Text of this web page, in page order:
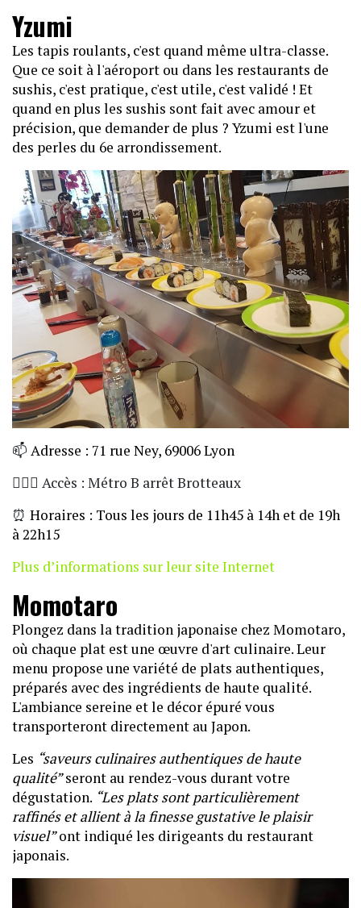
Yzumi
Les tapis roulants, c'est quand même ultra-classe.
Que ce soit à l'aéroport ou dans les restaurants de
sushis, c'est pratique, c'est utile, c'est validé ! Et
quand en plus les sushis sont fait avec amour et
précision, que demander de plus ? Yzumi est l'une
des perles du 6e arrondissement.
📫 Adresse : 71 rue Ney, 69006 Lyon
🏃🏼‍♀️ Accès : Métro B arrêt Brotteaux
⏰ Horaires : Tous les jours de 11h45 à 14h et de 19h
à 22h15
Plus d’informations sur leur site Internet
Momotaro
Plongez dans la tradition japonaise chez Momotaro,
où chaque plat est une œuvre d'art culinaire. Leur
menu propose une variété de plats authentiques,
préparés avec des ingrédients de haute qualité.
L'ambiance sereine et le décor épuré vous
transporteront directement au Japon.
Les “saveurs culinaires authentiques de haute
qualité”seront au rendez-vous durant votre
dégustation. “Les plats sont particulièrement
raffinés et allient à la finesse gustative le plaisir
visuel”ont indiqué les dirigeants du restaurant
japonais.